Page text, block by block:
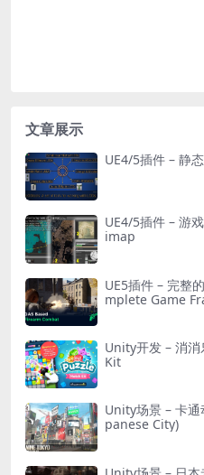
文章展示
UE4/5插件 – 静
UE4/5插件 – 游
imap
UE5插件 – 完整
mplete Game
Unity开发 – 消
Kit
Unity场景 – 卡
panese City)